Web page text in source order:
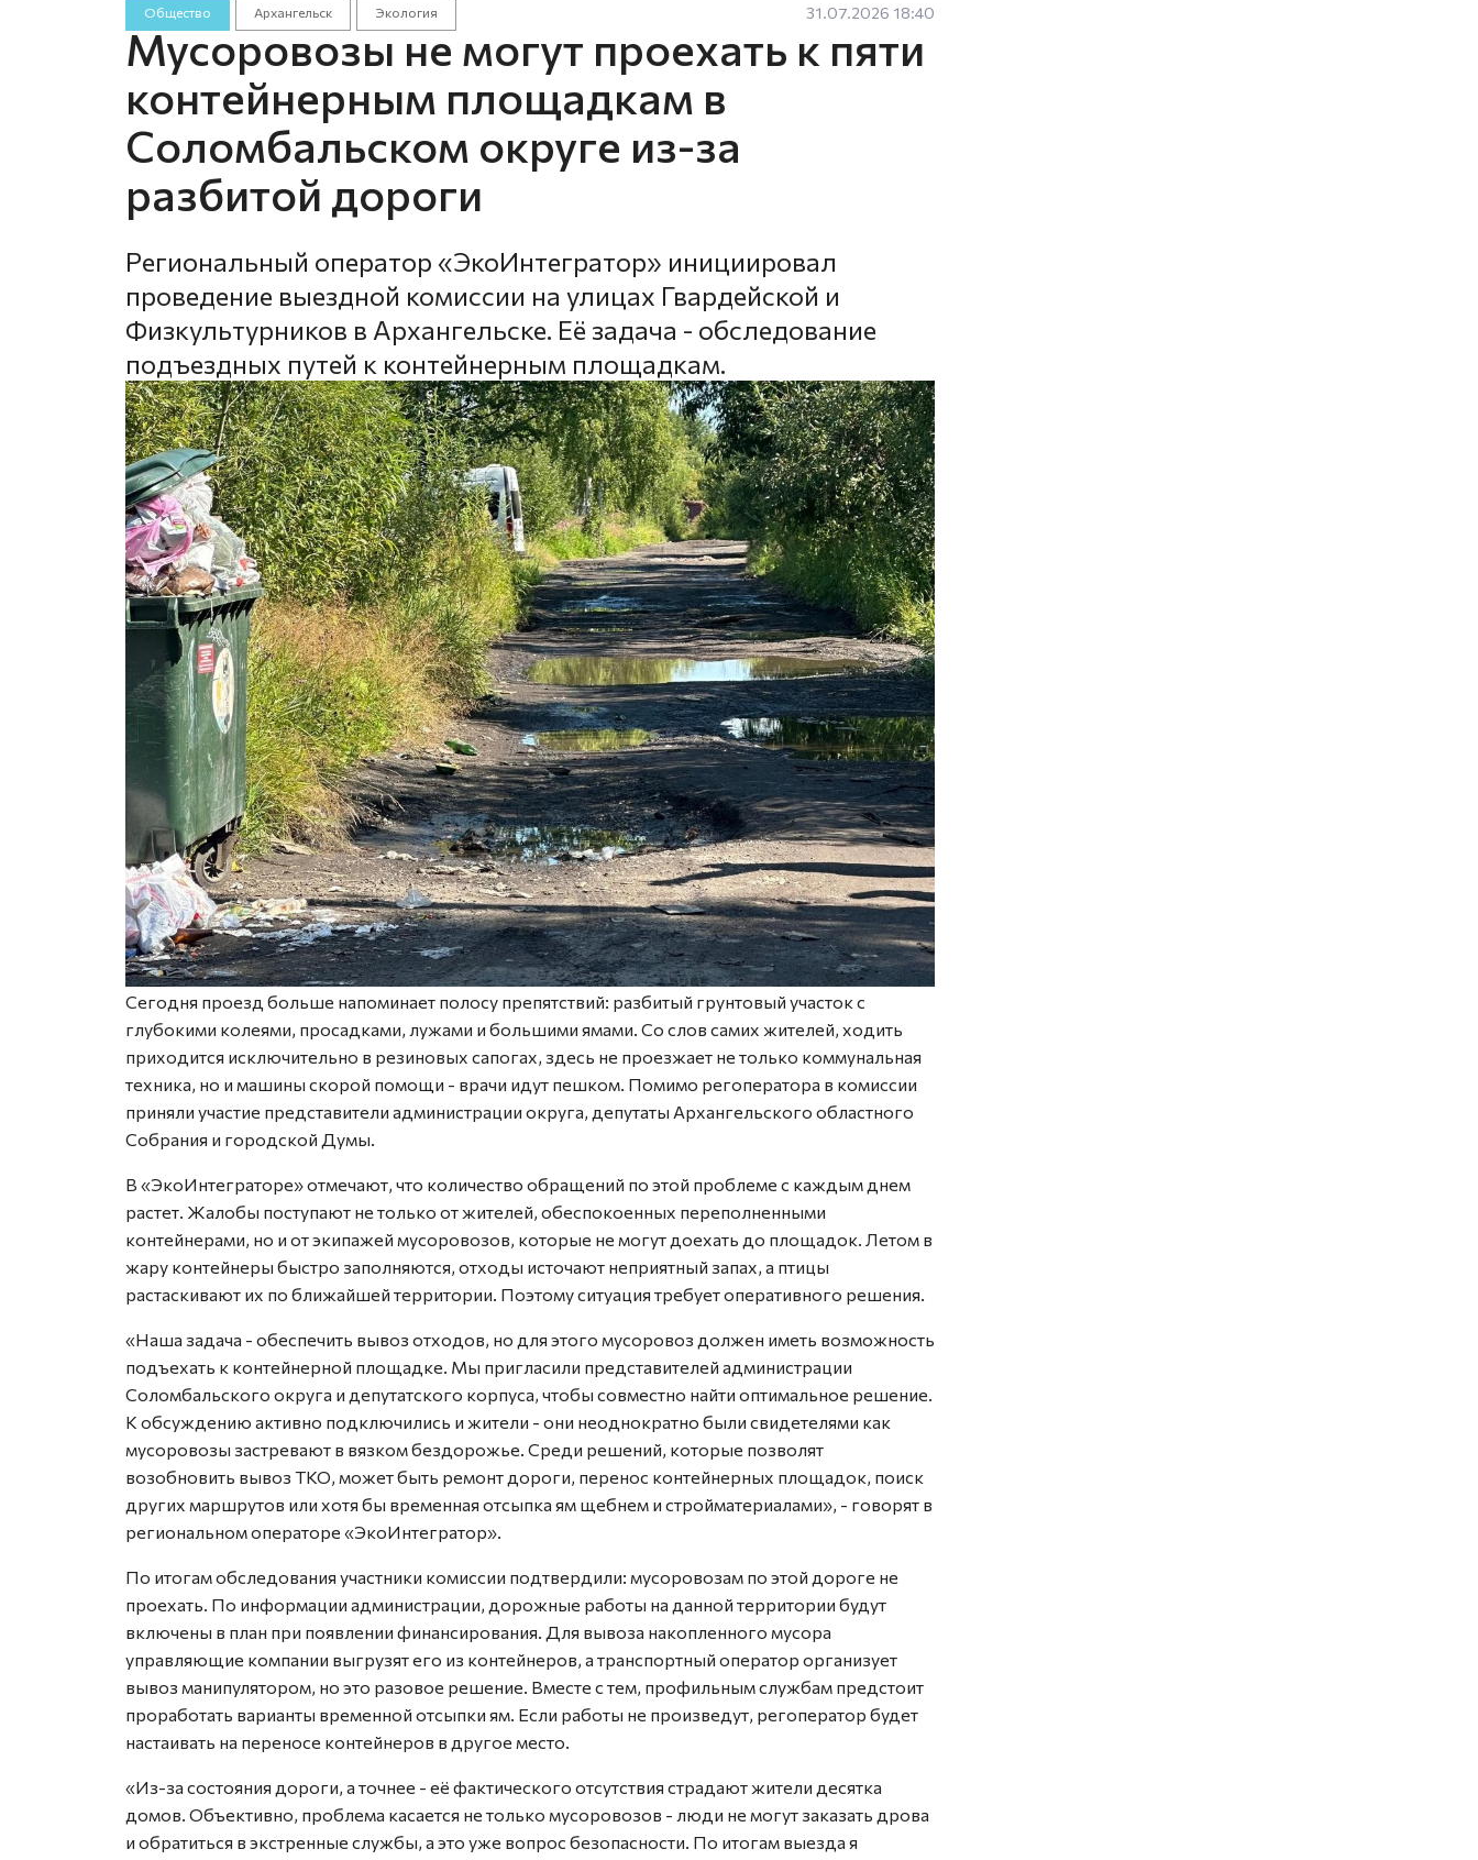
Общество Архангельск Экология 31.07.2026 18:40
Мусоровозы не могут проехать к пяти
контейнерным площадкам в
Соломбальском округе из-за
разбитой дороги
Региональный оператор «ЭкоИнтегратор» инициировал
проведение выездной комиссии на улицах Гвардейской и
Физкультурников в Архангельске. Её задача - обследование
подъездных путей к контейнерным площадкам.
Сегодня проезд больше напоминает полосу препятствий: разбитый грунтовый участок с
глубокими колеями, просадками, лужами и большими ямами. Со слов самих жителей, ходить
приходится исключительно в резиновых сапогах, здесь не проезжает не только коммунальная
техника, но и машины скорой помощи - врачи идут пешком. Помимо регоператора в комиссии
приняли участие представители администрации округа, депутаты Архангельского областного
Собрания и городской Думы.
В «ЭкоИнтеграторе» отмечают, что количество обращений по этой проблеме с каждым днем
растет. Жалобы поступают не только от жителей, обеспокоенных переполненными
контейнерами, но и от экипажей мусоровозов, которые не могут доехать до площадок. Летом в
жару контейнеры быстро заполняются, отходы источают неприятный запах, а птицы
растаскивают их по ближайшей территории. Поэтому ситуация требует оперативного решения.
«Наша задача - обеспечить вывоз отходов, но для этого мусоровоз должен иметь возможность
подъехать к контейнерной площадке. Мы пригласили представителей администрации
Соломбальского округа и депутатского корпуса, чтобы совместно найти оптимальное решение.
К обсуждению активно подключились и жители - они неоднократно были свидетелями как
мусоровозы застревают в вязком бездорожье. Среди решений, которые позволят
возобновить вывоз ТКО, может быть ремонт дороги, перенос контейнерных площадок, поиск
других маршрутов или хотя бы временная отсыпка ям щебнем и стройматериалами», - говорят в
региональном операторе «ЭкоИнтегратор».
По итогам обследования участники комиссии подтвердили: мусоровозам по этой дороге не
проехать. По информации администрации, дорожные работы на данной территории будут
включены в план при появлении финансирования. Для вывоза накопленного мусора
управляющие компании выгрузят его из контейнеров, а транспортный оператор организует
вывоз манипулятором, но это разовое решение. Вместе с тем, профильным службам предстоит
проработать варианты временной отсыпки ям. Если работы не произведут, регоператор будет
настаивать на переносе контейнеров в другое место.
«Из-за состояния дороги, а точнее - её фактического отсутствия страдают жители десятка
домов. Объективно, проблема касается не только мусоровозов - люди не могут заказать дрова
и обратиться в экстренные службы, а это уже вопрос безопасности. По итогам выезда я